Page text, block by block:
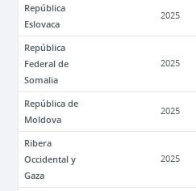
República
Eslovaca
2025
República
Federal de
Somalia
2025
República de
Moldova
2025
Ribera
Occidental y
Gaza
2025